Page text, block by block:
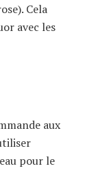
Cela
avec les
aux
pour le